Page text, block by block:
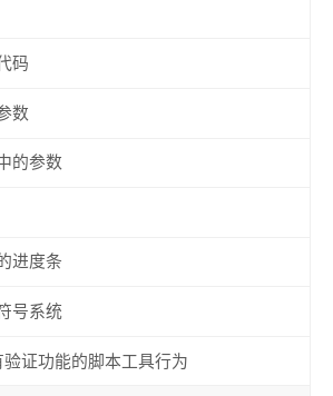
码
数
的参数
进度条
号系统
验证功能的脚本工具行为